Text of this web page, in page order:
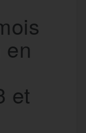
en
et